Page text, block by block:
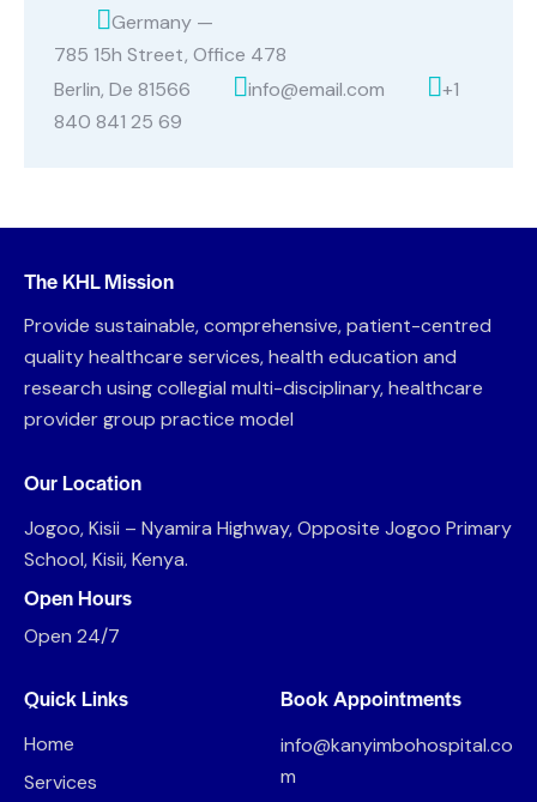
Germany —
785 15h Street, Office 478
Berlin, De 81566
info@email.com
+1
840 841 25 69
The KHL Mission
Provide sustainable, comprehensive, patient-centred
quality healthcare services, health education and
research using collegial multi-disciplinary, healthcare
provider group practice model
Our Location
Jogoo, Kisii – Nyamira Highway, Opposite Jogoo Primary
School, Kisii, Kenya.
Open Hours
Open 24/7
Quick Links
Home
Services
Book Appointments
info@kanyimbohospital.co
m